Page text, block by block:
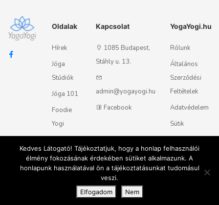
Oldalak
Hírek
Jóga
Stúdiók
Jóga 101
Foodie
Yogi
Kapcsolat
1085 Budapest,
Stáhly u. 13.
admin@yogayogi.hu
Facebook
YogaYogi.hu
Rólunk
Általános
Szerződési
Feltételek
Adatvédelem
Sütik
English © 2018 - 2026 Yogayogi.hu - Minden jog fenntartva
Kedves Látogató! Tájékoztatjuk, hogy a honlap felhasználói
élmény fokozásának érdekében sütiket alkalmazunk. A
honlapunk használatával ön a tájékoztatásunkat tudomásul
veszi.
Elfogadom
Nem